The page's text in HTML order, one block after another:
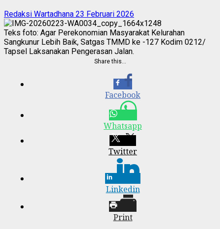
Redaksi Wartadhana 23 Februari 2026
Teks foto: Agar Perekonomian Masyarakat Kelurahan
Sangkunur Lebih Baik, Satgas TMMD ke -127 Kodim 0212/
Tapsel Laksanakan Pengerasan Jalan.
Share this…
Facebook
Whatsapp
Twitter
Linkedin
Print